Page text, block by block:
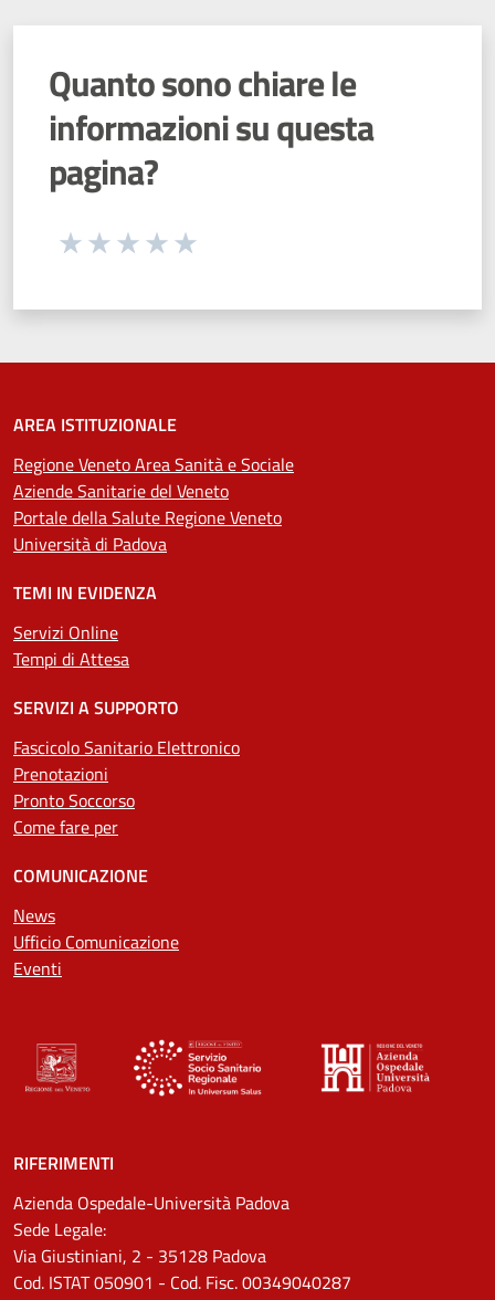
Quanto sono chiare le
informazioni su questa
pagina?
Seleziona una valutazione da 1 a 5 stelle
AREA ISTITUZIONALE
Regione Veneto Area Sanità e Sociale
Aziende Sanitarie del Veneto
Portale della Salute Regione Veneto
Università di Padova
TEMI IN EVIDENZA
Servizi Online
Tempi di Attesa
SERVIZI A SUPPORTO
Fascicolo Sanitario Elettronico
Prenotazioni
Pronto Soccorso
Come fare per
COMUNICAZIONE
News
Ufficio Comunicazione
Eventi
RIFERIMENTI
Azienda Ospedale-Università Padova
Sede Legale:
Via Giustiniani, 2 - 35128 Padova
Cod. ISTAT 050901 - Cod. Fisc. 00349040287